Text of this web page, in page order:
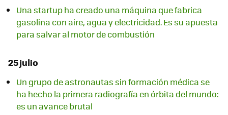
Una startup ha creado una máquina que fabrica
gasolina con aire, agua y electricidad. Es su apuesta
para salvar al motor de combustión
25 julio
Un grupo de astronautas sin formación médica se
ha hecho la primera radiografía en órbita del mundo:
es un avance brutal